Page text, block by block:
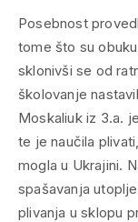
Posebnost
tome što su
sklonivši se od
školovanje
Moskaliuk iz 3.a.
te je naučila
mogla u Ukrajini.
spašavanja
plivanja u sklopu